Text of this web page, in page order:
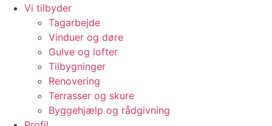
Vi tilbyder
Tagarbejde
Vinduer og døre
Gulve og lofter
Tilbygninger
Renovering
Terrasser og skure
Byggehjælp og rådgivning